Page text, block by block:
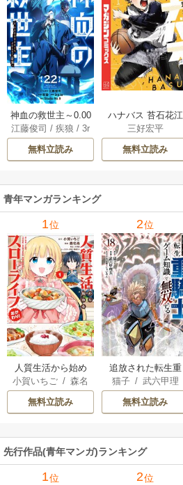
神血の救世主～0.00
000001％を引き当
て最強へ～【電子
書籍特典付】 22巻
江藤俊司 /疾狼 /3r
d Ie/Studio No.9
無料立読み
ハナバス 苔石花江
のバスケ論 7巻
三好宏平
無料立読み
青年マンガランキング
1位
人質生活から始め
るスローライフ
小賀いちご /森名
尚
無料立読み
2位
追放された転生重
騎士はゲーム知識
で無双する
猫子/ 武六甲理
/じゃいあん
無料立読み
先行作品(青年マンガ)ランキング
1位 2位